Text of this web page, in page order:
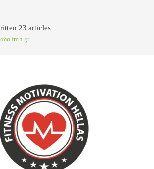
23 articles
fmh.gr